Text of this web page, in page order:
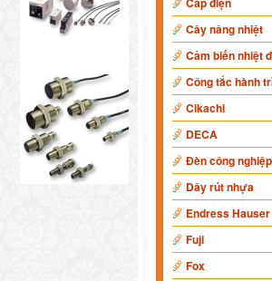
Cây nâng nhiệt
Cảm biến nhiệt
Công tắc hành
Cikachi
DECA
Đèn công nghiệp
Dây rút nhựa
Endress Hauser
Fuji
Fox